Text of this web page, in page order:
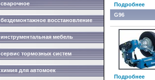
сварочное
бездемонтажное восстановление
инструментальная мебель
сервис тормозных систем
химия для автомоек
Подробнее
G96
Подробнее